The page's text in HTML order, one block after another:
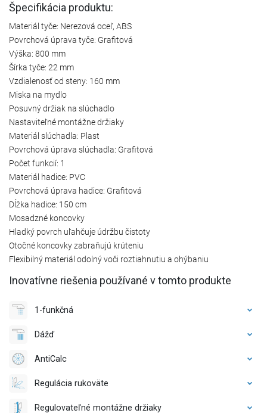
Špecifikácia produktu:
Materiál tyče: Nerezová oceľ, ABS
Povrchová úprava tyče: Grafitová
Výška: 800 mm
Šírka tyče: 22 mm
Vzdialenosť od steny: 160 mm
Miska na mydlo
Posuvný držiak na slúchadlo
Nastaviteľné montážne držiaky
Materiál slúchadla: Plast
Povrchová úprava slúchadla: Grafitová
Počet funkcií: 1
Materiál hadice: PVC
Povrchová úprava hadice: Grafitová
Dĺžka hadice: 150 cm
Mosadzné koncovky
Hladký povrch uľahčuje údržbu čistoty
Otočné koncovky zabraňujú krúteniu
Flexibilný materiál odolný voči roztiahnutiu a ohýbaniu
Inovatívne riešenia používané v tomto produkte
1-funkčná
Dážď
AntiCalc
Regulácia rukoväte
Regulovateľné montážne držiaky